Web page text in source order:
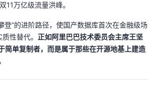
11万亿级流量洪峰。
登”的进阶路径，使国产数据库首次在金融级场
性替代。 正如阿里巴巴技术委员会主席王坚
简单复制者，而是属于那些在开源地基上建造